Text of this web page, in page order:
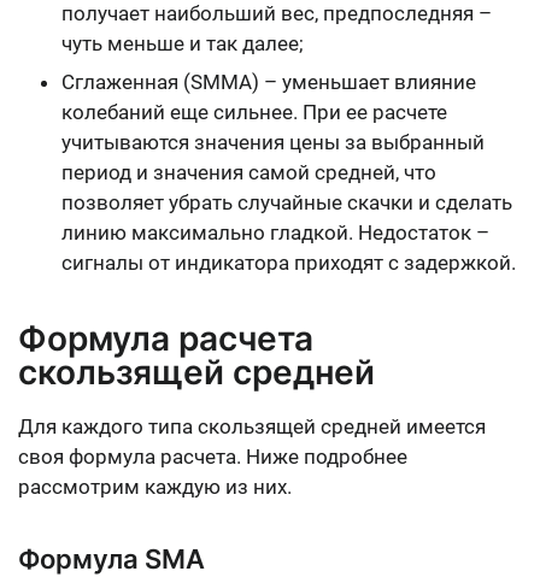
получает наибольший вес, предпоследняя –
чуть меньше и так далее;
Сглаженная (SMMA) – уменьшает влияние
колебаний еще сильнее. При ее расчете
учитываются значения цены за выбранный
период и значения самой средней, что
позволяет убрать случайные скачки и сделать
линию максимально гладкой. Недостаток –
сигналы от индикатора приходят с задержкой.
Формула расчета
скользящей средней
Для каждого типа скользящей средней имеется
своя формула расчета. Ниже подробнее
рассмотрим каждую из них.
Формула SMA